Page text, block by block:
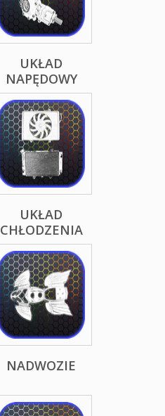
UKŁAD
NAPĘDOWY
UKŁAD
CHŁODZENIA
NADWOZIE